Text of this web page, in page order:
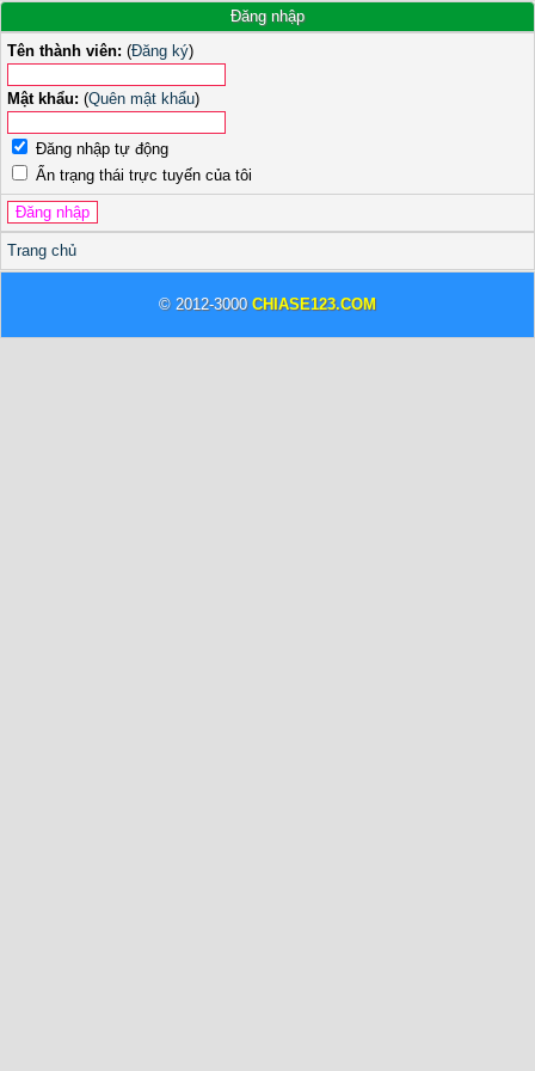
Đăng nhập
Tên thành viên: (Đăng ký)
Mật khẩu: (Quên mật khẩu)
Đăng nhập tự động
Ẩn trạng thái trực tuyến của tôi
Trang chủ
© 2012-3000 CHIASE123.COM